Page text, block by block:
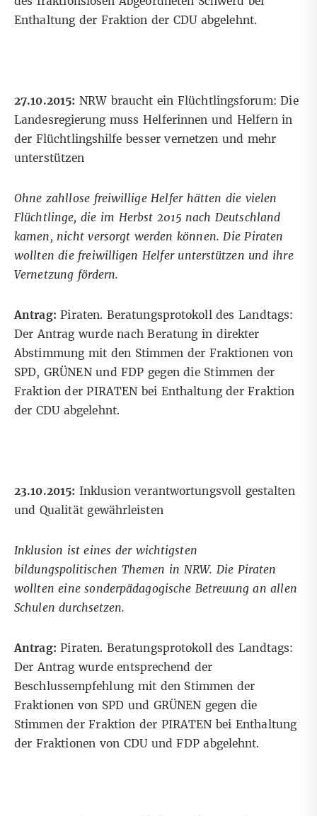
Enthaltung der Fraktion der CDU abgelehnt.
27.10.2015: NRW braucht ein Flüchtlingsforum: Die
Landesregierung muss Helferinnen und Helfern in
der Flüchtlingshilfe besser vernetzen und mehr
unterstützen
Ohne zahllose freiwillige Helfer hätten die vielen
Flüchtlinge, die im Herbst 2015 nach Deutschland
kamen, nicht versorgt werden können. Die Piraten
wollten die freiwilligen Helfer unterstützen und ihre
Vernetzung fördern.
Antrag: Piraten. Beratungsprotokoll des Landtags:
Der Antrag wurde nach Beratung in direkter
Abstimmung mit den Stimmen der Fraktionen von
SPD, GRÜNEN und FDP gegen die Stimmen der
Fraktion der PIRATEN bei Enthaltung der Fraktion
der CDU abgelehnt.
23.10.2015: Inklusion verantwortungsvoll gestalten
und Qualität gewährleisten
Inklusion ist eines der wichtigsten
bildungspolitischen Themen in NRW. Die Piraten
wollten eine sonderpädagogische Betreuung an allen
Schulen durchsetzen.
Antrag: Piraten. Beratungsprotokoll des Landtags:
Der Antrag wurde entsprechend der
Beschlussempfehlung mit den Stimmen der
Fraktionen von SPD und GRÜNEN gegen die
Stimmen der Fraktion der PIRATEN bei Enthaltung
der Fraktionen von CDU und FDP abgelehnt.